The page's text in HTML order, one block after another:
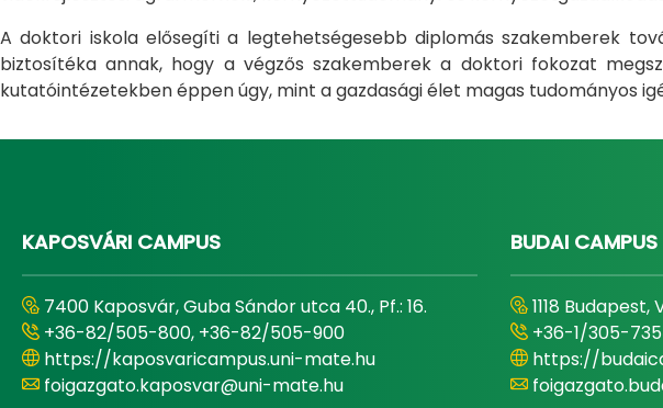
A doktori iskola elősegíti a legtehetségesebb diplomás szakemberek
biztosítéka annak, hogy a végzős szakemberek a doktori fokozat
kutatóintézetekben éppen úgy, mint a gazdasági élet magas tudományos
KAPOSVÁRI CAMPUS
7400 Kaposvár, Guba Sándor utca 40., Pf.: 16.
+36-82/505-800, +36-82/505-900
https://kaposvaricampus.uni-mate.hu
foigazgato.kaposvar@uni-mate.hu
BUDAI CAMPUS
1118
+36-1/305-
https://